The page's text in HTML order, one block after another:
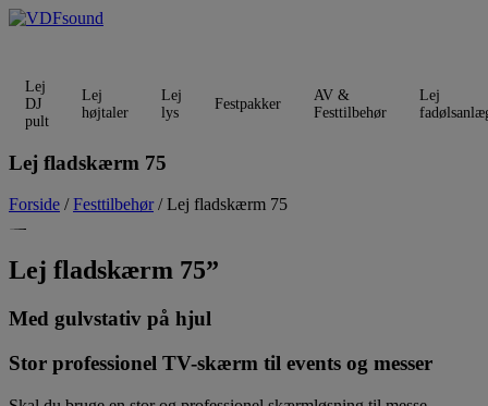
Videre
Lej
DJ
pult
Lej
højtaler
Lej
lys
Festpakker
AV &
Festtilbehør
Lej
Lej fladskærm 75
Forside /Festtilbehør/ Lej fladskærm 75
Lej fladskærm 75”
Med gulvstativ på hjul
Stor professionel TV-skærm til events og messer